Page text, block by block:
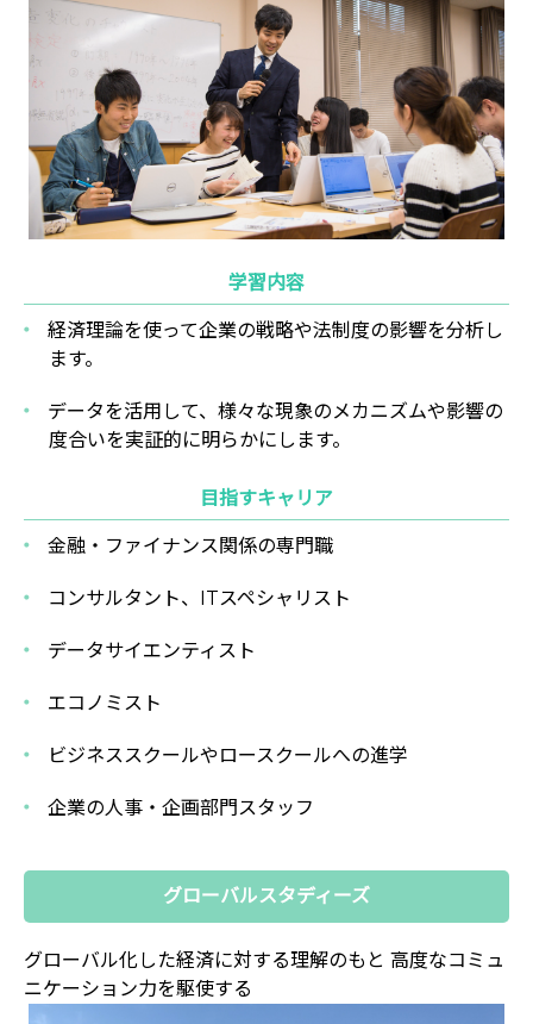
学習内容
経済理論を使って企業の戦略や法制度の影響を分析し
ます。
データを活用して、様々な現象のメカニズムや影響の
度合いを実証的に明らかにします。
目指すキャリア
金融・ファイナンス関係の専門職
コンサルタント、ITスペシャリスト
データサイエンティスト
エコノミスト
ビジネススクールやロースクールへの進学
企業の人事・企画部門スタッフ
グローバルスタディーズ
グローバル化した経済に対する理解のもと 高度なコミュ
ニケーション力を駆使する